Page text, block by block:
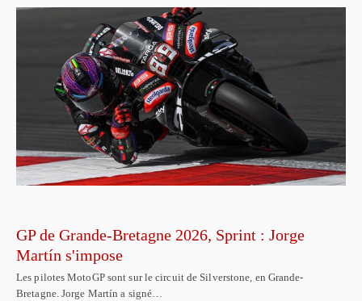
GP de Grande-Bretagne 2026, Sprint : Jorge
Martín s'impose
Les pilotes MotoGP sont sur le circuit de Silverstone, en Grande-
Bretagne. Jorge Martín a signé…